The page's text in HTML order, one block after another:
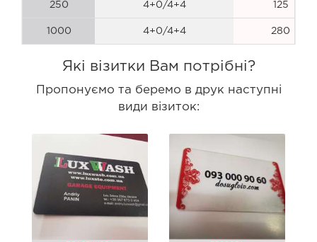
250 4+0/4+4 125
1000 4+0/4+4 280
Які візитки Вам потрібні?
Пропонуємо та беремо в друк наступні
види візиток: